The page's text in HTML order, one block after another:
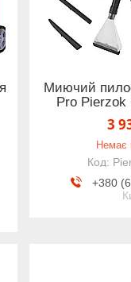
Миючий
Pro Pierzok
3
Немає
+380